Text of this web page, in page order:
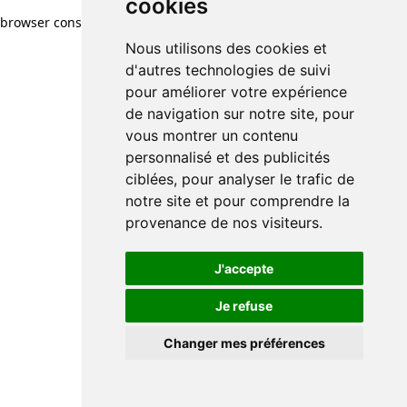
cookies
Nous utilisons des cookies et
d'autres technologies de suivi
pour améliorer votre expérience
de navigation sur notre site, pour
vous montrer un contenu
personnalisé et des publicités
ciblées, pour analyser le trafic de
notre site et pour comprendre la
provenance de nos visiteurs.
J'accepte
Je refuse
Changer mes préférences
browser console for more information)